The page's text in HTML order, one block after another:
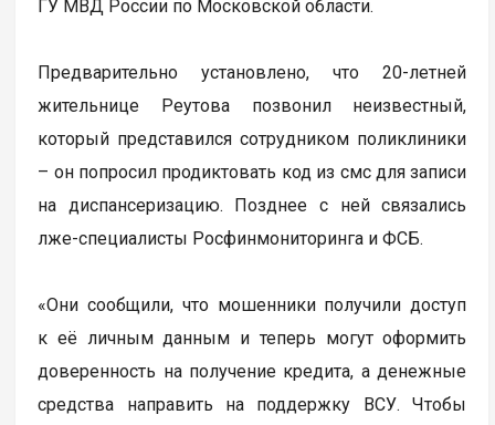
ГУ МВД России по Московской области.
Предварительно установлено, что 20-летней
жительнице Реутова позвонил неизвестный,
который представился сотрудником поликлиники
– он попросил продиктовать код из смс для записи
на диспансеризацию. Позднее с ней связались
лже-специалисты Росфинмониторинга и ФСБ.
«Они сообщили, что мошенники получили доступ
к её личным данным и теперь могут оформить
доверенность на получение кредита, а денежные
средства направить на поддержку ВСУ. Чтобы